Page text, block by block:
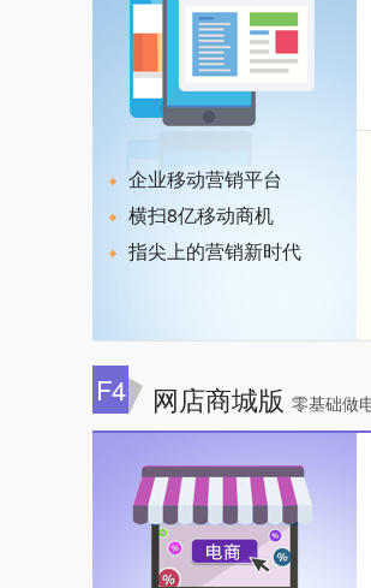
企业移动营销平台
横扫8亿移动商机
指尖上的营销新时代
F4 网店商城版 零基础做